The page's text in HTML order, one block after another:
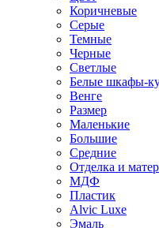
Коричневые
Серые
Темные
Черные
Светлые
Белые шкафы-
Венге
Размер
Маленькие
Большие
Средние
Отделка и
МДФ
Пластик
Alvic Luxe
Эмаль